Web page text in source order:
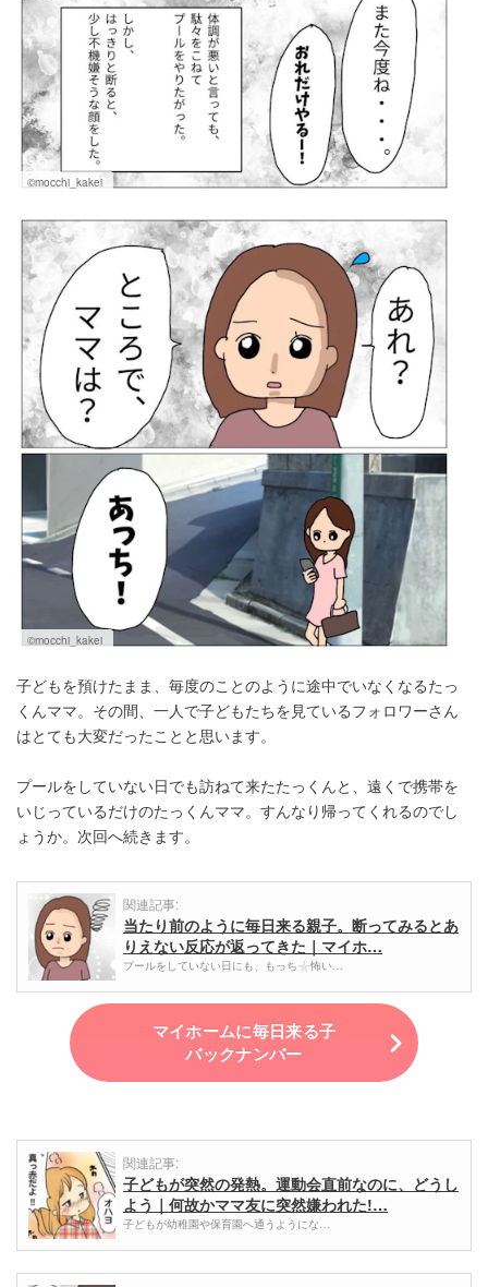
©mocchi_kakei
©mocchi_kakei
子どもを預けたまま、毎度のことのように途中でいなくなるたっ
くんママ。その間、一人で子どもたちを見ているフォロワーさん
はとても大変だったことと思います。
プールをしていない日でも訪ねて来たたっくんと、遠くで携帯を
いじっているだけのたっくんママ。すんなり帰ってくれるのでし
ょうか。次回へ続きます。
関連記事:
当たり前のように毎日来る親子。断ってみるとあ
りえない反応が返ってきた｜マイホ…
プールをしていない日にも、もっち𓇼怖い…
マイホームに毎日来る子
バックナンバー
関連記事:
子どもが突然の発熱。運動会直前なのに、どうし
よう｜何故かママ友に突然嫌われた!…
子どもが幼稚園や保育園へ通うようにな…